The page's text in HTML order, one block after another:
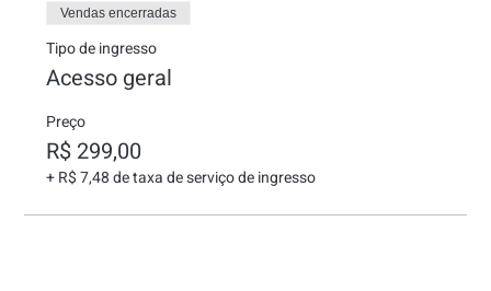
Vendas encerradas
Tipo de ingresso
Acesso geral
Preço
R$ 299,00
+ R$ 7,48 de taxa de serviço de ingresso